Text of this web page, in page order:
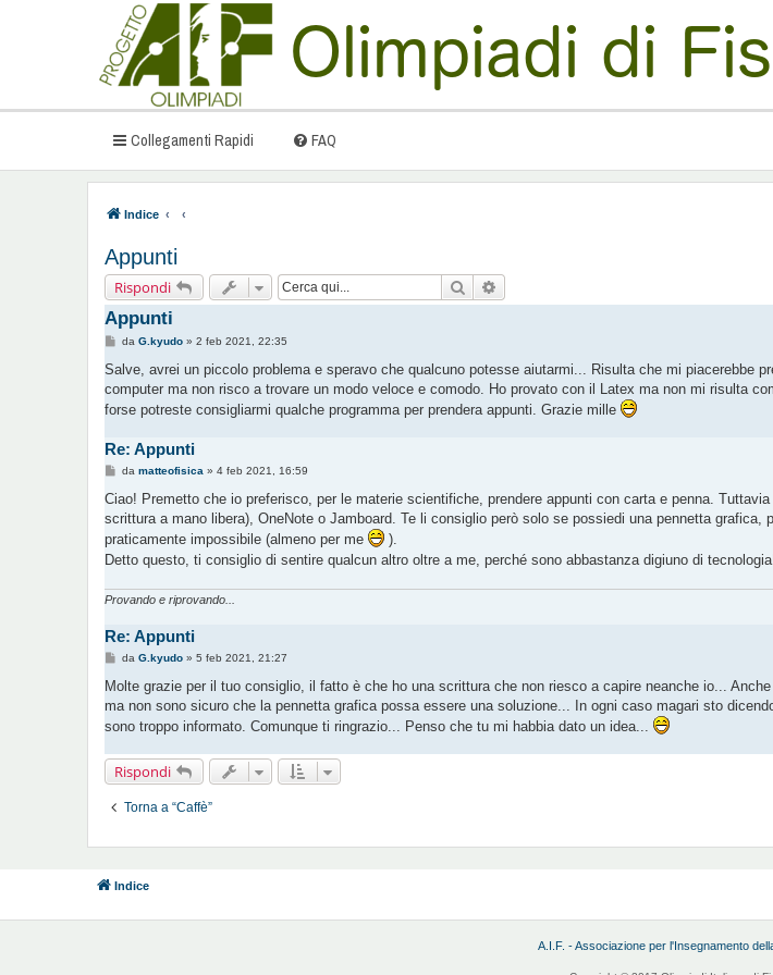
Collegamenti Rapidi FAQ
Indice
Appunti
Rispondi Cerca
Appunti
M
s
a
g
g
o
da G.kyudo» 2 feb 2021, 22:35
Salve, avrei un piccolo problema e speravo che qualcuno potesse aiutarmi... Risulta che mi piacerebbe
computer ma non risco a trovare un modo veloce e comodo. Ho provato con il Latex ma non mi risulta
forse potreste consigliarmi qualche programma per prendera appunti. Grazie mille
Re: Appunti
M
s
a
g
g
i
da matteofisica » 4 feb 2021, 16:59
Ciao! Premetto che io preferisco, per le materie scientifiche, prendere appunti con carta e penna.
scrittura a mano libera), OneNote o Jamboard. Te li consiglio però solo se possiedi una pennetta grafica,
praticamente impossibile (almeno per me
).
Detto questo, ti consiglio di sentire qualcun altro oltre a me, perché sono abbastanza digiuno di
Provando e riprovando...
Re: Appunti
M
s
a
g
g
o
da G.kyudo» 5 feb 2021, 21:27
Molte grazie per il tuo consiglio, il fatto è che ho una scrittura che non riesco a capire neanche io...
ma non sono sicuro che la pennetta grafica possa essere una soluzione... In ogni caso magari sto
sono troppo informato. Comunque ti ringrazio... Penso che tu mi habbia dato un idea...
Rispondi
Torna a “Caffè”
Indice
A.I.F. - Associazione per l'Insegnamento